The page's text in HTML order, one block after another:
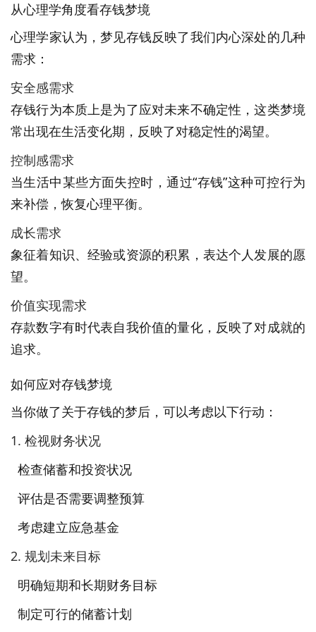
从心理学角度看存钱梦境
心理学家认为，梦见存钱反映了我们内心深处的几种
需求：
安全感需求
存钱行为本质上是为了应对未来不确定性，这类梦境
常出现在生活变化期，反映了对稳定性的渴望。
控制感需求
当生活中某些方面失控时，通过“存钱”这种可控行为
来补偿，恢复心理平衡。
成长需求
象征着知识、经验或资源的积累，表达个人发展的愿
望。
价值实现需求
存款数字有时代表自我价值的量化，反映了对成就的
追求。
如何应对存钱梦境
当你做了关于存钱的梦后，可以考虑以下行动：
1. 检视财务状况
检查储蓄和投资状况
评估是否需要调整预算
考虑建立应急基金
2. 规划未来目标
明确短期和长期财务目标
制定可行的储蓄计划